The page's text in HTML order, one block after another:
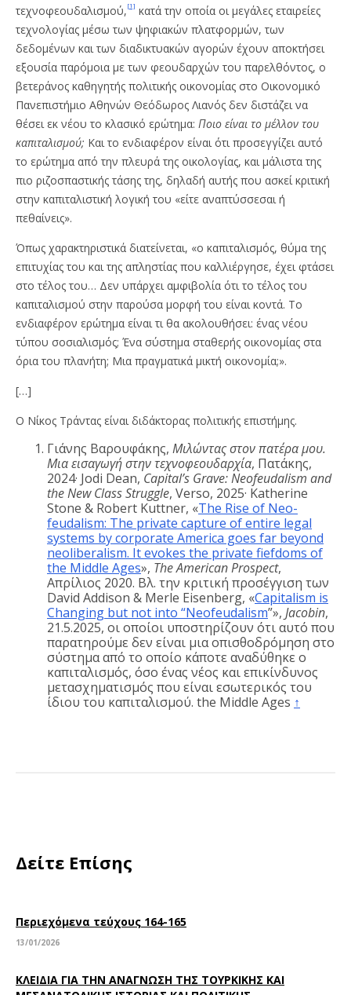
τεχνοφεουδαλισμού, [1] κατά την οποία οι μεγάλες εταιρείες
τεχνολογίας μέσω των ψηφιακών πλατφορμών, των
δεδομένων και των διαδικτυακών αγορών έχουν αποκτήσει
εξουσία παρόμοια με των φεουδαρχών του παρελθόντος, ο
βετεράνος καθηγητής πολιτικής οικονομίας στο Οικονομικό
Πανεπιστήμιο Αθηνών Θεόδωρος Λιανός δεν διστάζει να
θέσει εκ νέου το κλασικό ερώτημα: Ποιο είναι το μέλλον του
καπιταλισμού; Και το ενδιαφέρον είναι ότι προσεγγίζει αυτό
το ερώτημα από την πλευρά της οικολογίας, και μάλιστα της
πιο ριζοσπαστικής τάσης της, δηλαδή αυτής που ασκεί κριτική
στην καπιταλιστική λογική του «είτε αναπτύσσεσαι ή
πεθαίνεις».
Όπως χαρακτηριστικά διατείνεται, «ο καπιταλισμός, θύμα της
επιτυχίας του και της απληστίας που καλλιέργησε, έχει φτάσει
στο τέλος του… Δεν υπάρχει αμφιβολία ότι το τέλος του
καπιταλισμού στην παρούσα μορφή του είναι κοντά. Το
ενδιαφέρον ερώτημα είναι τι θα ακολουθήσει: ένας νέου
τύπου σοσιαλισμός; Ένα σύστημα σταθερής οικονομίας στα
όρια του πλανήτη; Μια πραγματικά μικτή οικονομία;».
[…]
Ο Νίκος Τράντας είναι διδάκτορας πολιτικής επιστήμης.
Γιάνης Βαρουφάκης, Μιλώντας στον πατέρα μου.
Μια εισαγωγή στην τεχνοφεουδαρχία, Πατάκης,
2024· Jodi Dean, Capital’s Grave: Neofeudalism and
the New Class Struggle, Verso, 2025· Katherine
Stone & Robert Kuttner, «The Rise of Neo-
feudalism: The private capture of entire legal
systems by corporate America goes far beyond
neoliberalism. It evokes the private fiefdoms of
the Middle Ages», The American Prospect,
Απρίλιος 2020. Βλ. την κριτική προσέγγιση των
David Addison & Merle Eisenberg, «Capitalism is
Changing but not into “Neofeudalism”», Jacobin,
21.5.2025, οι οποίοι υποστηρίζουν ότι αυτό που
παρατηρούμε δεν είναι μια οπισθοδρόμηση στο
σύστημα από το οποίο κάποτε αναδύθηκε ο
καπιταλισμός, όσο ένας νέος και επικίνδυνος
μετασχηματισμός που είναι εσωτερικός του
ίδιου του καπιταλισμού. the Middle Ages ↑
Δείτε Επίσης
Περιεχόμενα τεύχους 164-165
13/01/2026
ΚΛΕΙΔΙΑ ΓΙΑ ΤΗΝ ΑΝΑΓΝΩΣΗ ΤΗΣ ΤΟΥΡΚΙΚΗΣ ΚΑΙ